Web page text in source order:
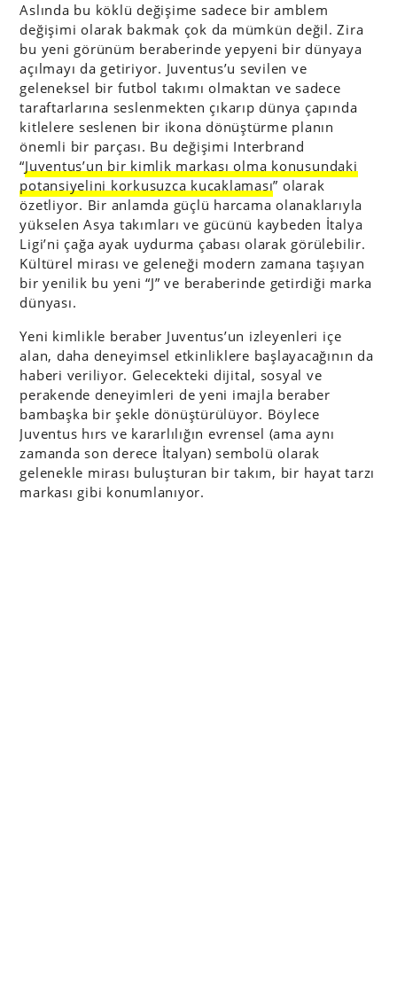
Aslında bu köklü değişime sadece bir amblem
değişimi olarak bakmak çok da mümkün değil. Zira
bu yeni görünüm beraberinde yepyeni bir dünyaya
açılmayı da getiriyor. Juventus’u sevilen ve
geleneksel bir futbol takımı olmaktan ve sadece
taraftarlarına seslenmekten çıkarıp dünya çapında
kitlelere seslenen bir ikona dönüştürme planın
önemli bir parçası. Bu değişimi Interbrand
“Juventus’un bir kimlik markası olma konusundaki
potansiyelini korkusuzca kucaklaması” olarak
özetliyor. Bir anlamda güçlü harcama olanaklarıyla
yükselen Asya takımları ve gücünü kaybeden İtalya
Ligi’ni çağa ayak uydurma çabası olarak görülebilir.
Kültürel mirası ve geleneği modern zamana taşıyan
bir yenilik bu yeni “J” ve beraberinde getirdiği marka
dünyası.
Yeni kimlikle beraber Juventus’un izleyenleri içe
alan, daha deneyimsel etkinliklere başlayacağının da
haberi veriliyor. Gelecekteki dijital, sosyal ve
perakende deneyimleri de yeni imajla beraber
bambaşka bir şekle dönüştürülüyor. Böylece
Juventus hırs ve kararlılığın evrensel (ama aynı
zamanda son derece İtalyan) sembolü olarak
gelenekle mirası buluşturan bir takım, bir hayat tarzı
markası gibi konumlanıyor.